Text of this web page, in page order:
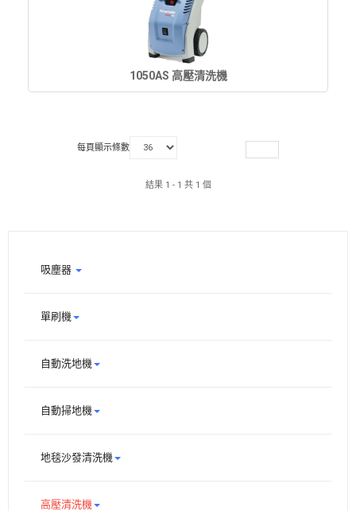
1050AS 高壓清洗機
每頁顯示條數
結果 1 - 1 共 1 個
吸塵器
單刷機
自動洗地機
自動掃地機
地毯沙發清洗機
高壓清洗機